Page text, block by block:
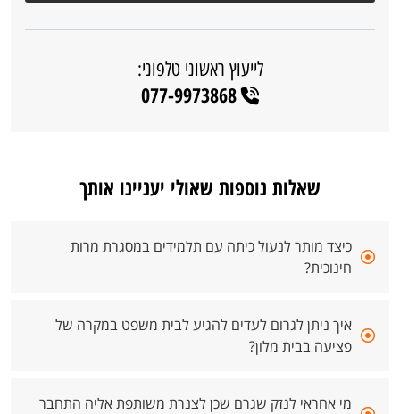
לייעוץ ראשוני טלפוני:
077-9973868
שאלות נוספות שאולי יעניינו אותך
כיצד מותר לנעול כיתה עם תלמידים במסגרת מרות
חינוכית?
איך ניתן לגרום לעדים להגיע לבית משפט במקרה של
פציעה בבית מלון?
מי אחראי לנזק שגרם שכן לצנרת משותפת אליה התחבר